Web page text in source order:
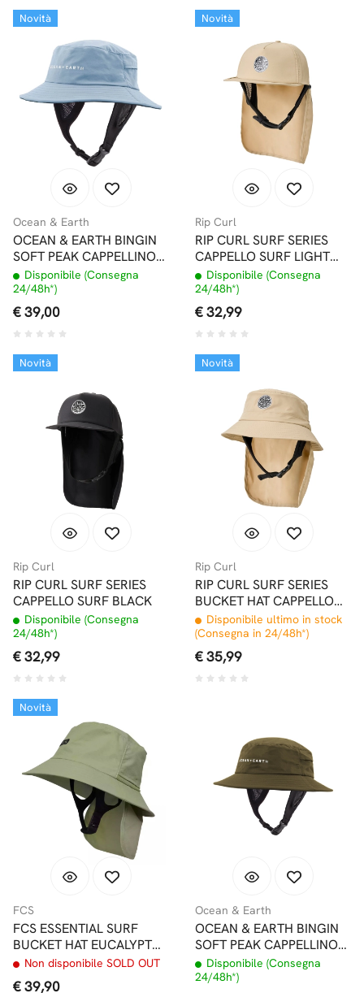
Novità
Ocean & Earth
OCEAN & EARTH BINGIN
SOFT PEAK CAPPELLINO
SURF BLUE
Disponibile (Consegna
24/48h*)
€ 39,00
Novità
Rip Curl
RIP CURL SURF SERIES
CAPPELLO SURF LIGHT
KHAKI
Disponibile (Consegna
24/48h*)
€ 32,99
Novità
Rip Curl
RIP CURL SURF SERIES
CAPPELLO SURF BLACK
Disponibile (Consegna
24/48h*)
€ 32,99
Novità
Rip Curl
RIP CURL SURF SERIES
BUCKET HAT CAPPELLO
PER SURF LIGHT KHAKI
Disponibile ultimo in stock
(Consegna in 24/48h*)
€ 35,99
Novità
FCS
FCS ESSENTIAL SURF
BUCKET HAT EUCALYPTUS
CAPPELLINO SURF
Non disponibile SOLD OUT
€ 39,90
Ocean & Earth
OCEAN & EARTH BINGIN
SOFT PEAK CAPPELLINO
SURF OLIVE
Disponibile (Consegna
24/48h*)